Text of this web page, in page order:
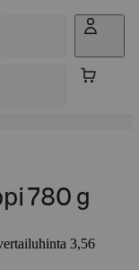
780 g
3,56